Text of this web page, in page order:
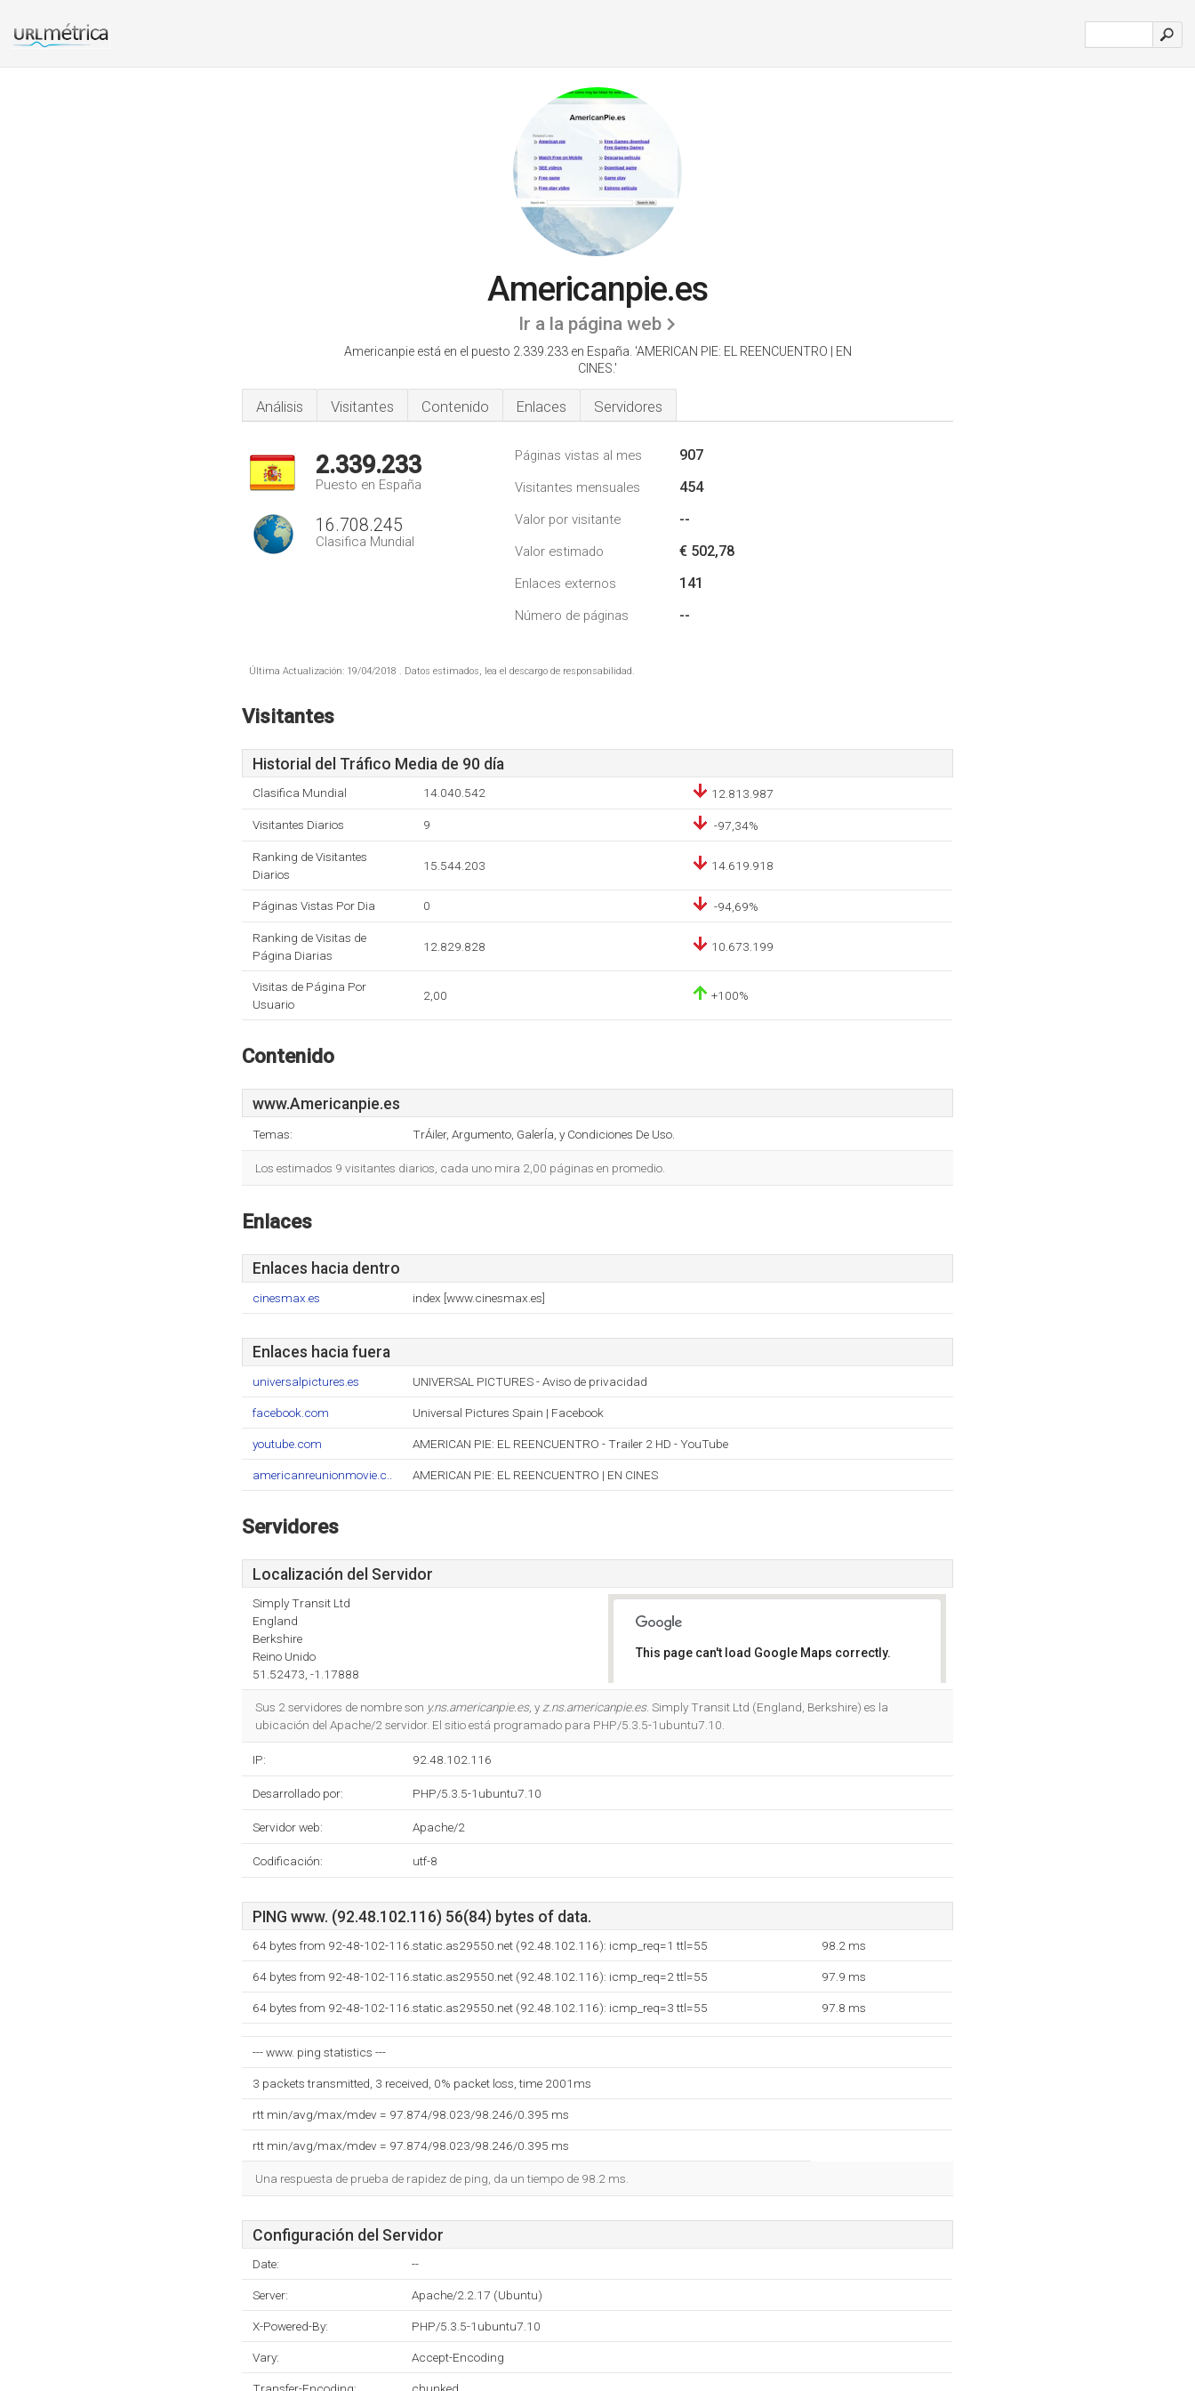
Americanpie.es
Ir a la página web
Americanpie está en el puesto 2.339.233 en España. 'AMERICAN PIE: EL REENCUENTRO | EN
CINES.'
Análisis Visitantes Contenido Enlaces Servidores
2.339.233
Puesto en España
16.708.245
Clasifica Mundial
Páginas vistas al mes 907
Visitantes mensuales 454
Valor por visitante --
Valor estimado € 502,78
Enlaces externos 141
Número de páginas --
Última Actualización: 19/04/2018 . Datos estimados, lea el descargo de responsabilidad.
Visitantes
Historial del Tráfico Media de 90 día
Clasifica Mundial 14.040.542 12.813.987
Visitantes Diarios 9 -97,34%
Ranking de Visitantes
Diarios
15.544.203 14.619.918
Páginas Vistas Por Dia 0 -94,69%
Ranking de Visitas de
Página Diarias
12.829.828 10.673.199
Visitas de Página Por
Usuario
2,00 +100%
Contenido
www.Americanpie.es
Temas: TrÁiler, Argumento, GalerÍa, y Condiciones De Uso.
Los estimados 9 visitantes diarios, cada uno mira 2,00 páginas en promedio.
Enlaces
Enlaces hacia dentro
cinesmax.es index [www.cinesmax.es]
Enlaces hacia fuera
universalpictures.es UNIVERSAL PICTURES - Aviso de privacidad
facebook.com Universal Pictures Spain | Facebook
youtube.com AMERICAN PIE: EL REENCUENTRO - Trailer 2 HD - YouTube
americanreunionmovie.c.. AMERICAN PIE: EL REENCUENTRO | EN CINES
Servidores
Localización del Servidor
Simply Transit Ltd
England
Berkshire
Reino Unido
51.52473, -1.17888
This page can't load Google Maps correctly.
Sus 2 servidores de nombre son y.ns.americanpie.es, y z.ns.americanpie.es. Simply Transit Ltd (England, Berkshire) es la
ubicación del Apache/2 servidor. El sitio está programado para PHP/5.3.5-1ubuntu7.10.
IP: 92.48.102.116
Desarrollado por: PHP/5.3.5-1ubuntu7.10
Servidor web: Apache/2
Codificación: utf-8
PING www. (92.48.102.116) 56(84) bytes of data.
64 bytes from 92-48-102-116.static.as29550.net (92.48.102.116): icmp_req=1 ttl=55 98.2 ms
64 bytes from 92-48-102-116.static.as29550.net (92.48.102.116): icmp_req=2 ttl=55 97.9 ms
64 bytes from 92-48-102-116.static.as29550.net (92.48.102.116): icmp_req=3 ttl=55 97.8 ms
--- www. ping statistics ---
3 packets transmitted, 3 received, 0% packet loss, time 2001ms
rtt min/avg/max/mdev = 97.874/98.023/98.246/0.395 ms
rtt min/avg/max/mdev = 97.874/98.023/98.246/0.395 ms
Una respuesta de prueba de rapidez de ping, da un tiempo de 98.2 ms.
Configuración del Servidor
Date: --
Server: Apache/2.2.17 (Ubuntu)
X-Powered-By: PHP/5.3.5-1ubuntu7.10
Vary: Accept-Encoding